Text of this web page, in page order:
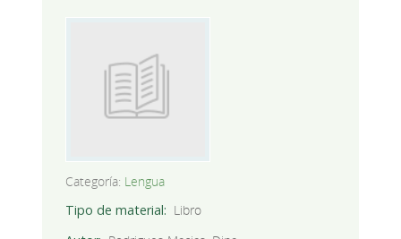
Categoría: Lengua
Tipo de material
Libro